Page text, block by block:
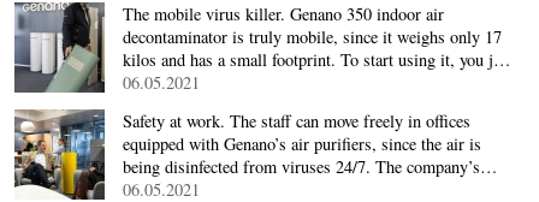
The mobile virus killer. Genano 350 indoor air
decontaminator is truly mobile, since it weighs only 17
kilos and has a small footprint. To start using it, you j…
06.05.2021
Safety at work. The staff can move freely in offices
equipped with Genano’s air purifiers, since the air is
being disinfected from viruses 24/7. The company’s…
06.05.2021